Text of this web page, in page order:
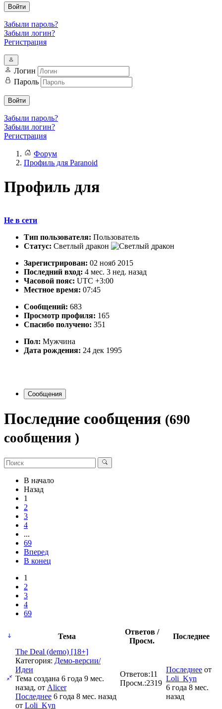
Войти
Забыли пароль?
Забыли логин?
Регистрация
Логин
Пароль
Войти
Забыли пароль?
Забыли логин?
Регистрация
Форум
Профиль для Paranoid
Профиль для
Не в сети
Тип пользователя: Пользователь
Статус: Светлый дракон
Зарегистрирован: 02 нояб 2015
Последний вход: 4 мес. 3 нед. назад
Часовой пояс: UTC +3:00
Местное время: 07:45
Сообщений: 683
Просмотр профиля: 165
Спасибо получено: 351
Пол: Мужчина
Дата рождения: 24 дек 1995
Сообщения
Последние сообщения (690
сообщения )
В начало
Назад
1
2
3
4
...
69
Вперед
В конец
1
2
3
4
69
Тема
Ответов /
Просм.
Последнее
The Deal (demo) [18+]
Категория: Демо-версии/
Идеи
Тема создана 6 года 9 мес.
назад, от Alicer
Последнее 6 года 8 мес. назад
от Loli_Kyn
Ответов:11
Просм.:2319
Последнее от
Loli_Kyn
6 года 8 мес.
назад